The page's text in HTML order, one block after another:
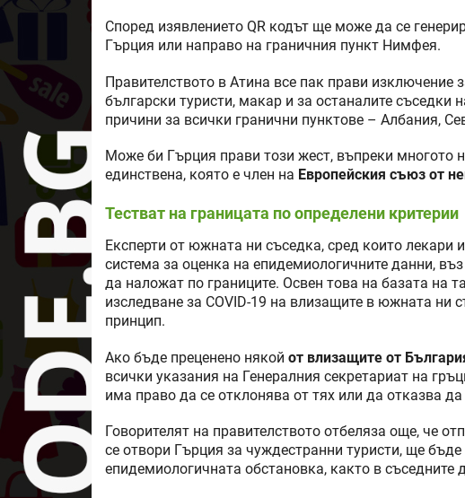
Според изявлението QR кодът ще може да се
Гърция или направо на граничния пункт Нимфея.
Правителството в Атина все пак прави изключение
български туристи, макар и за останалите съседки
причини за всички гранични пунктове – Албания,
Може би Гърция прави този жест, въпреки многото
единствена, която е член на Европейския съюз от
Тестват на границата по определени критерии
Експерти от южната ни съседка, сред които лекари
система за оценка на епидемиологичните данни,
да наложат по границите. Освен това на базата на
изследване за COVID-19 на влизащите в южната ни
принцип.
Ако бъде преценено някой от влизащите от
всички указания на Генералния секретариат на
има право да се отклонява от тях или да отказва
Говорителят на правителството отбеляза още, че
се отвори Гърция за чуждестранни туристи, ще
епидемиологичната обстановка, както в съседните